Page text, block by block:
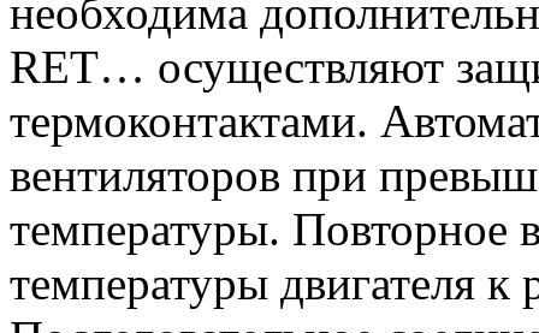
необходима
RET… осуществляют
термоконтактами.
вентиляторов при
температуры. Повторное
температуры двигателя к